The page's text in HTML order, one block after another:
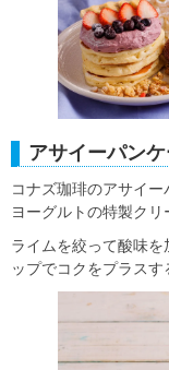
アサイーパン
コナズ珈琲のアサイ
ヨーグルトの特製クリ
ライムを絞って酸味
ップでコクをプラスす